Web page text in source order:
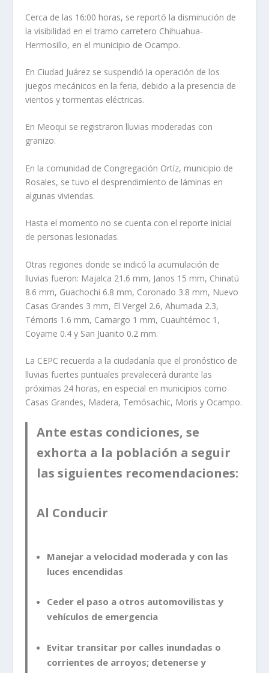
Cerca de las 16:00 horas, se reportó la disminución de
la visibilidad en el tramo carretero Chihuahua-
Hermosillo, en el municipio de Ocampo.
En Ciudad Juárez se suspendió la operación de los
juegos mecánicos en la feria, debido a la presencia de
vientos y tormentas eléctricas.
En Meoqui se registraron lluvias moderadas con
granizo.
En la comunidad de Congregación Ortíz, municipio de
Rosales, se tuvo el desprendimiento de láminas en
algunas viviendas.
Hasta el momento no se cuenta con el reporte inicial
de personas lesionadas.
Otras regiones donde se indicó la acumulación de
lluvias fueron: Majalca 21.6 mm, Janos 15 mm, Chinatú
8.6 mm, Guachochi 6.8 mm, Coronado 3.8 mm, Nuevo
Casas Grandes 3 mm, El Vergel 2.6, Ahumada 2.3,
Témoris 1.6 mm, Camargo 1 mm, Cuauhtémoc 1,
Coyame 0.4 y San Juanito 0.2 mm.
La CEPC recuerda a la ciudadanía que el pronóstico de
lluvias fuertes puntuales prevalecerá durante las
próximas 24 horas, en especial en municipios como
Casas Grandes, Madera, Temósachic, Moris y Ocampo.
Ante estas condiciones, se
exhorta a la población a seguir
las siguientes recomendaciones:
Al Conducir
Manejar a velocidad moderada y con las
luces encendidas
Ceder el paso a otros automovilistas y
vehículos de emergencia
Evitar transitar por calles inundadas o
corrientes de arroyos; detenerse y